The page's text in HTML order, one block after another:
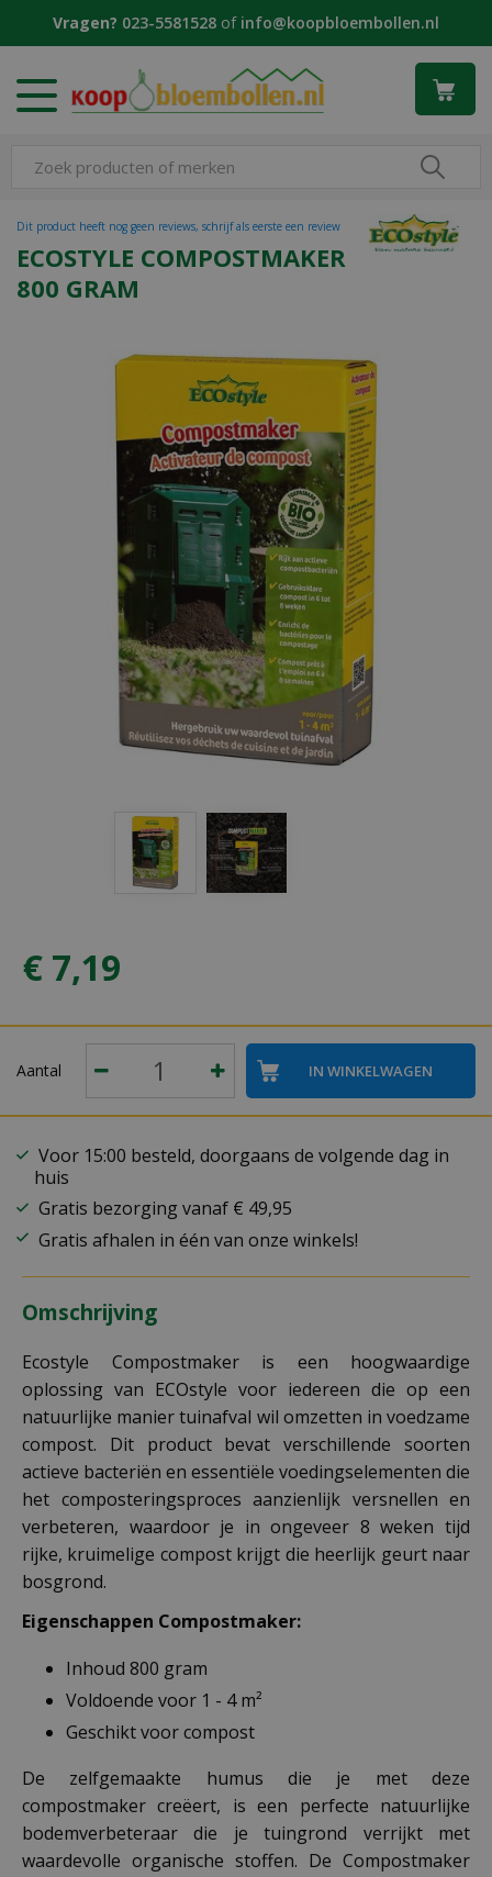
Vragen? 023-5581528 of info@koopbloembollen.nl
ECOSTYLE COMPOSTMAKER
800 GRAM
Dit product heeft nog geen reviews, schrijf als eerste een review
€ 7,19
Aantal
Voor 15:00 besteld, doorgaans de volgende dag in
huis
Gratis bezorging vanaf € 49,95
Gratis afhalen in één van onze winkels!
Omschrijving
Ecostyle Compostmaker is een hoogwaardige
oplossing van ECOstyle voor iedereen die op een
natuurlijke manier tuinafval wil omzetten in voedzame
compost. Dit product bevat verschillende soorten
actieve bacteriën en essentiële voedingselementen die
het composteringsproces aanzienlijk versnellen en
verbeteren, waardoor je in ongeveer 8 weken tijd
rijke, kruimelige compost krijgt die heerlijk geurt naar
bosgrond.
Eigenschappen Compostmaker:
Inhoud 800 gram
Voldoende voor 1 - 4 m²
Geschikt voor compost
De zelfgemaakte humus die je met deze
compostmaker creëert, is een perfecte natuurlijke
bodemverbeteraar die je tuingrond verrijkt met
waardevolle organische stoffen. De Compostmaker